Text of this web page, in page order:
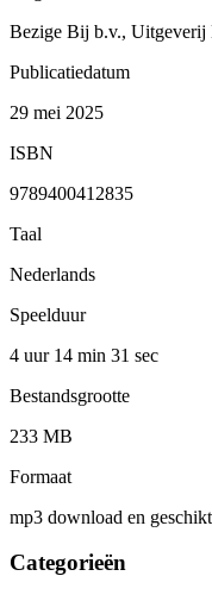
Bezige Bij b.v., Uitgeverij
Publicatiedatum
29 mei 2025
ISBN
9789400412835
Taal
Nederlands
Speelduur
4 uur 14 min 31 sec
Bestandsgrootte
233 MB
Formaat
mp3 download en
Categorieën